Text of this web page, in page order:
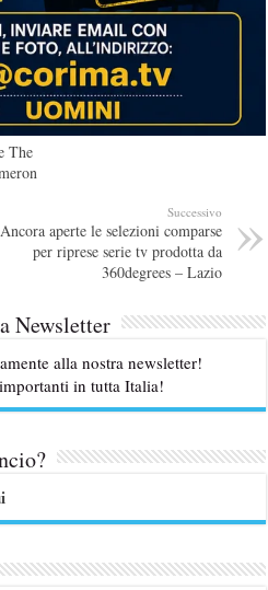
The
Successivo
Ancora aperte le selezioni comparse
per riprese serie tv prodotta da
360degrees – Lazio
Newsletter
alla nostra newsletter!
in tutta Italia!